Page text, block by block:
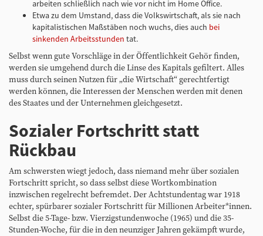
arbeiten schließlich nach wie vor nicht im Home Office.
Etwa zu dem Umstand, dass die Volkswirtschaft, als sie nach
kapitalistischen Maßstäben noch wuchs, dies auch bei
sinkenden Arbeitsstunden tat.
Selbst wenn gute Vorschläge in der Öffentlichkeit Gehör finden,
werden sie umgehend durch die Linse des Kapitals gefiltert. Alles
muss durch seinen Nutzen für „die Wirtschaft“ gerechtfertigt
werden können, die Interessen der Menschen werden mit denen
des Staates und der Unternehmen gleichgesetzt.
Sozialer Fortschritt statt
Rückbau
Am schwersten wiegt jedoch, dass niemand mehr über sozialen
Fortschritt spricht, so dass selbst diese Wortkombination
inzwischen regelrecht befremdet. Der Achtstundentag war 1918
echter, spürbarer sozialer Fortschritt für Millionen Arbeiter*innen.
Selbst die 5-Tage- bzw. Vierzigstundenwoche (1965) und die 35-
Stunden-Woche, für die in den neunziger Jahren gekämpft wurde,